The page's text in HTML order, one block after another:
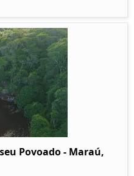
Povoado - Maraú,